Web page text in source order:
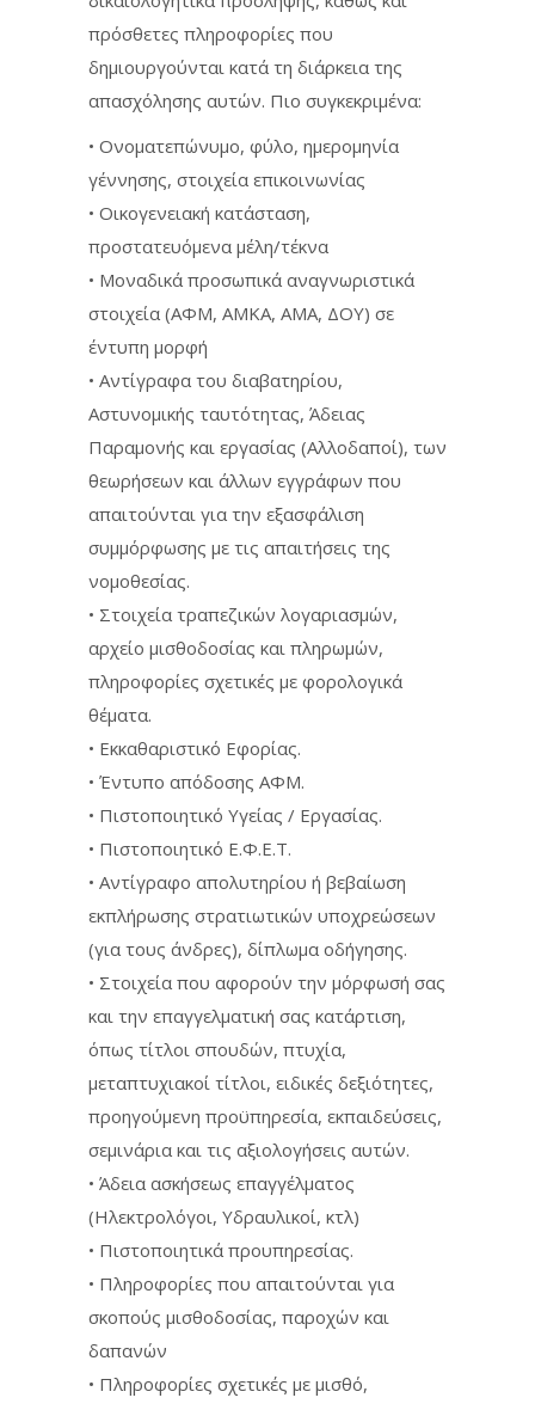
πρόσθετες πληροφορίες που
δημιουργούνται κατά τη διάρκεια της
απασχόλησης αυτών. Πιο συγκεκριμένα:
• Ονοματεπώνυμο, φύλο, ημερομηνία
γέννησης, στοιχεία επικοινωνίας
• Οικογενειακή κατάσταση,
προστατευόμενα μέλη/τέκνα
• Μοναδικά προσωπικά αναγνωριστικά
στοιχεία (ΑΦΜ, ΑΜΚΑ, ΑΜΑ, ΔΟΥ) σε
έντυπη μορφή
• Αντίγραφα του διαβατηρίου,
Αστυνομικής ταυτότητας, Άδειας
Παραμονής και εργασίας (Αλλοδαποί), των
θεωρήσεων και άλλων εγγράφων που
απαιτούνται για την εξασφάλιση
συμμόρφωσης με τις απαιτήσεις της
νομοθεσίας.
• Στοιχεία τραπεζικών λογαριασμών,
αρχείο μισθοδοσίας και πληρωμών,
πληροφορίες σχετικές με φορολογικά
θέματα.
• Εκκαθαριστικό Εφορίας.
• Έντυπο απόδοσης ΑΦΜ.
• Πιστοποιητικό Υγείας / Εργασίας.
• Πιστοποιητικό Ε.Φ.Ε.Τ.
• Αντίγραφο απολυτηρίου ή βεβαίωση
εκπλήρωσης στρατιωτικών υποχρεώσεων
(για τους άνδρες), δίπλωμα οδήγησης.
• Στοιχεία που αφορούν την μόρφωσή σας
και την επαγγελματική σας κατάρτιση,
όπως τίτλοι σπουδών, πτυχία,
μεταπτυχιακοί τίτλοι, ειδικές δεξιότητες,
προηγούμενη προϋπηρεσία, εκπαιδεύσεις,
σεμινάρια και τις αξιολογήσεις αυτών.
• Άδεια ασκήσεως επαγγέλματος
(Ηλεκτρολόγοι, Υδραυλικοί, κτλ)
• Πιστοποιητικά προυπηρεσίας.
• Πληροφορίες που απαιτούνται για
σκοπούς μισθοδοσίας, παροχών και
δαπανών
• Πληροφορίες σχετικές με μισθό,